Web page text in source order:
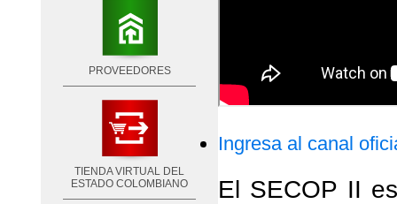
PROVEEDORES
TIENDA VIRTUAL DEL
ESTADO COLOMBIANO
Ingresa al canal
El SECOP II